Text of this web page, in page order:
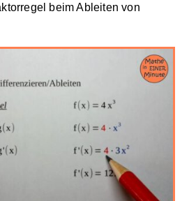
beim Ableiten von